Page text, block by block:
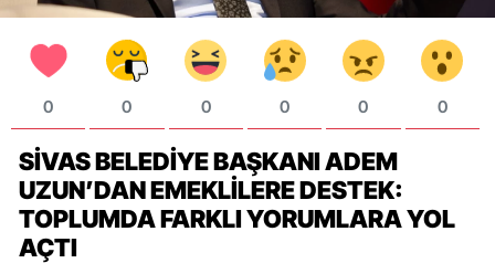
0 0 0 0 0 0
SİVAS BELEDİYE BAŞKANI ADEM
UZUN’DAN EMEKLİLERE DESTEK:
TOPLUMDA FARKLI YORUMLARA YOL
AÇTI